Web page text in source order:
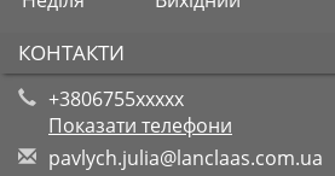
КОНТАКТИ
+3806755xxxxx
Показати телефони
pavlych.julia@lanclaas.com.ua